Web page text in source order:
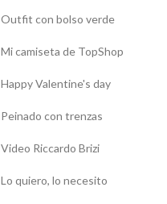
Outfit con bolso verde
Mi camiseta de TopShop
Happy Valentine's day
Peinado con trenzas
Video Riccardo Brizi
Lo quiero, lo necesito